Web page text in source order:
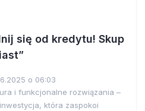
się od kredytu! Skup
o 06:03
i funkcjonalne rozwiązania –
która zaspokoi